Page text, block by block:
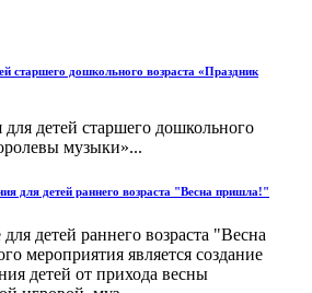
старшего дошкольного возраста «Праздник
детей старшего дошкольного
музыки»...
для детей раннего возраста "Весна пришла!"
детей раннего возраста "Весна
мероприятия является создание
детей от прихода весны